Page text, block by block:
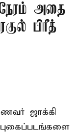
நேரம் அதை
பிரீத்
ஜாக்கி